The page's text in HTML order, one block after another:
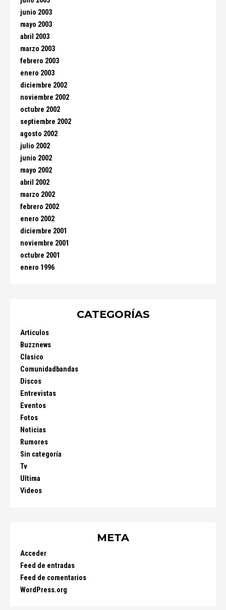
junio 2003
mayo 2003
abril 2003
marzo 2003
febrero 2003
enero 2003
diciembre 2002
noviembre 2002
octubre 2002
septiembre 2002
agosto 2002
julio 2002
junio 2002
mayo 2002
abril 2002
marzo 2002
febrero 2002
enero 2002
diciembre 2001
noviembre 2001
octubre 2001
enero 1996
CATEGORÍAS
Articulos
Buzznews
Clasico
Comunidadbandas
Discos
Entrevistas
Eventos
Fotos
Noticias
Rumores
Sin categoría
Tv
Ultima
Videos
META
Acceder
Feed de entradas
Feed de comentarios
WordPress.org